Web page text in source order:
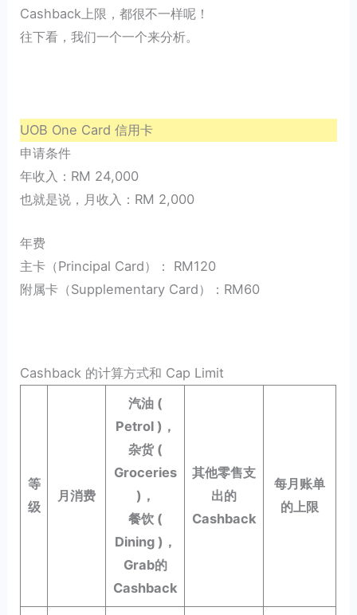
Cashback上限，都很不一样呢！
往下看，我们一个一个来分析。
UOB One Card 信用卡
申请条件
年收入：RM 24,000
也就是说，月收入：RM 2,000
年费
主卡（Principal Card）： RM120
附属卡（Supplementary Card）：RM60
Cashback 的计算方式和 Cap Limit
等
级
月消费
汽油 (
Petrol )，
杂货 (
Groceries
)，
餐饮 (
Dining )，
Grab的
Cashback
其他零售支
出的
Cashback
每月账单
的上限